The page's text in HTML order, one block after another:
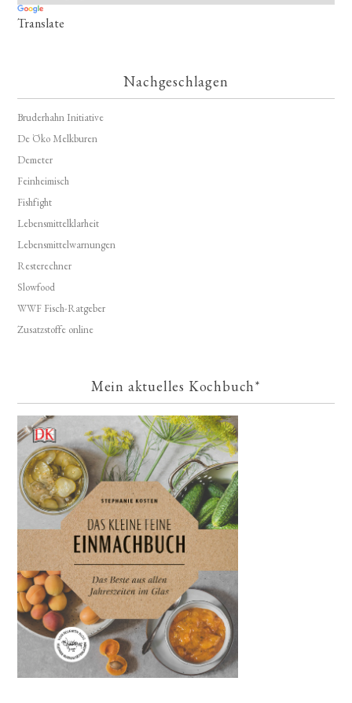
Translate
Nachgeschlagen
Bruderhahn Initiative
De Öko Melkburen
Demeter
Feinheimisch
Fishfight
Lebensmittelklarheit
Lebensmittelwarnungen
Resterechner
Slowfood
WWF Fisch-Ratgeber
Zusatzstoffe online
Mein aktuelles Kochbuch*